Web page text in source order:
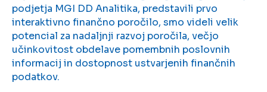
podjetja MGI DD Analitika, predstavili prvo
interaktivno finančno poročilo, smo videli velik
potencial za nadaljnji razvoj poročila, večjo
učinkovitost obdelave pomembnih poslovnih
informacij in dostopnost ustvarjenih finančnih
podatkov.